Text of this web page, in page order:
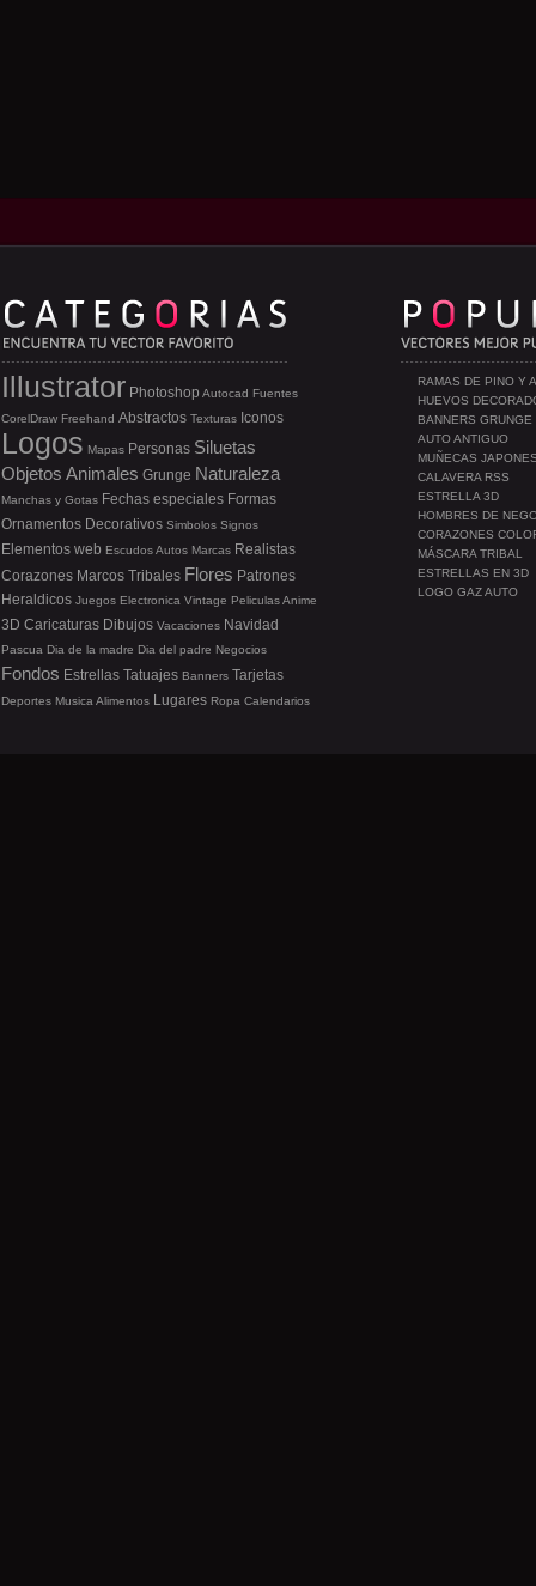
RAMAS DE PINO Y
HUEVOS
BANNERS GRUNGE
AUTO ANTIGUO
MUÑECAS
CALAVERA RSS
ESTRELLA 3D
HOMBRES DE
CORAZONES
MÁSCARA TRIBAL
ESTRELLAS EN 3D
LOGO GAZ AUTO
Illustrator Photoshop Autocad Fuentes
CorelDraw Freehand Abstractos Texturas Iconos
Logos Mapas Personas Siluetas
Objetos Animales Grunge Naturaleza
Manchas y Gotas Fechas especiales Formas
Ornamentos Decorativos Simbolos Signos
Elementos web EscudosAutos Marcas Realistas
Corazones Marcos Tribales Flores Patrones
Heraldicos Juegos Electronica Vintage PeliculasAnime
3D Caricaturas Dibujos Vacaciones Navidad
Pascua Dia de la madre Dia del padre Negocios
Fondos Estrellas Tatuajes Banners Tarjetas
Deportes Musica Alimentos Lugares Ropa Calendarios